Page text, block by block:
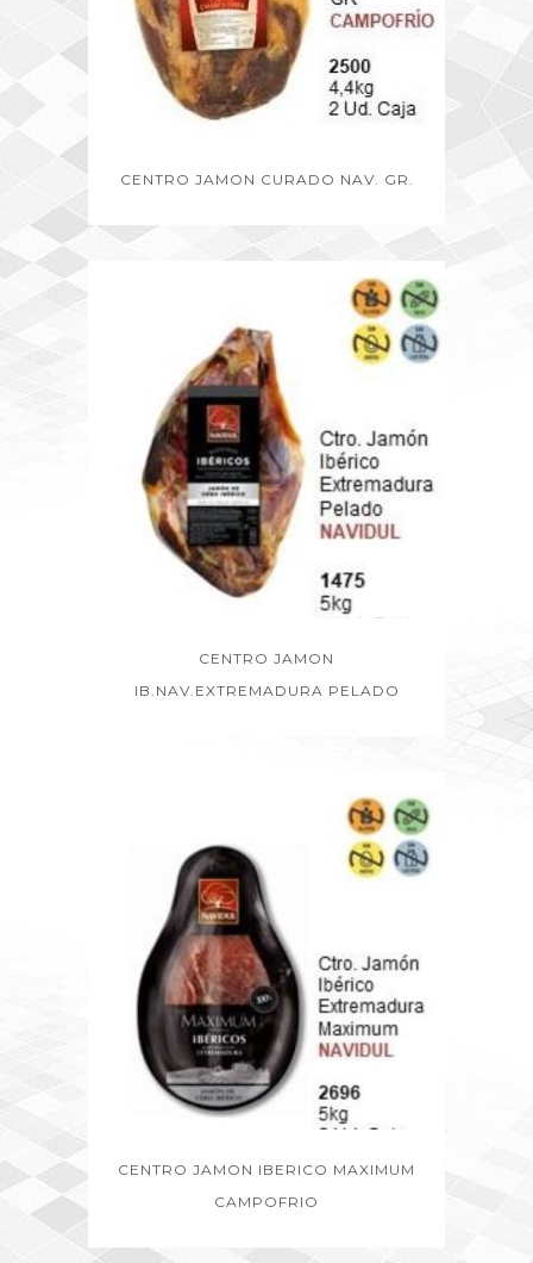
CENTRO JAMON CURADO NAV. GR.
CENTRO JAMON
IB.NAV.EXTREMADURA PELADO
CENTRO JAMON IBERICO MAXIMUM
CAMPOFRIO